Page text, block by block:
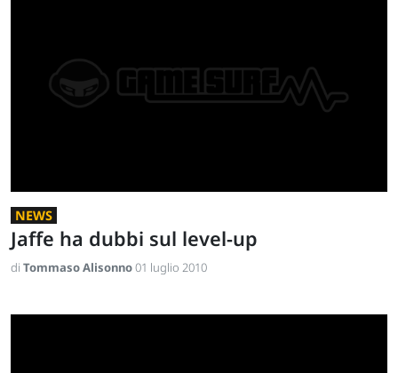
NEWS
Jaffe ha dubbi sul level-up
di Tommaso Alisonno01 luglio 2010